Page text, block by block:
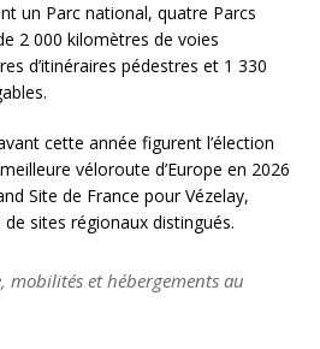
un Parc national, quatre Parcs
2 000 kilomètres de voies
d’itinéraires pédestres et 1 330
cette année figurent l’élection
véloroute d’Europe en 2026
Site de France pour Vézelay,
sites régionaux distingués.
mobilités et hébergements au